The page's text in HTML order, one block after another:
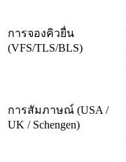
การจองคิวยื่น
(VFS/TLS/BLS)
การสัมภาษณ์ (USA /
UK / Schengen)